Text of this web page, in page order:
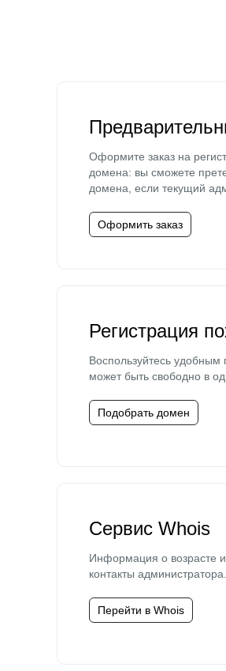
Оформите заказ на
домена: вы сможете
домена, если текущий
Оформить заказ
Регистрация
Воспользуйтесь
может быть свободно в
Подобрать домен
Сервис Whois
Информация о возрасте
контакты администратора.
Перейти в Whois